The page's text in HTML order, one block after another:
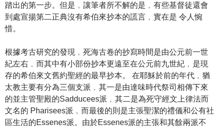
踏出的第一步。但是﹐讓筆者所不解的是﹐有些基督徒還會
到處宣揚第二正典沒有希伯來抄本的謊言﹐實在是 令人惋
惜。
根據考古研究的發現﹐死海古卷的抄寫時間是由公元前一世
紀左右﹐而其中有小部份抄本更遠至在公元前九世紀﹐是現
存的希伯來文舊約聖經的最早抄本。 在耶穌於前的年代﹐猶
太教主要有分為三個支派﹐其一是由達味時代祭司相傳下來
的並主管聖殿的Sadducees派﹐其二是為死守經文上律法而
文名的 Pharisees派﹐而最後的則是主張聖潔的禮儀和公有社
區生活的Essenes派。由於Essenes派的主張和其餘兩派不